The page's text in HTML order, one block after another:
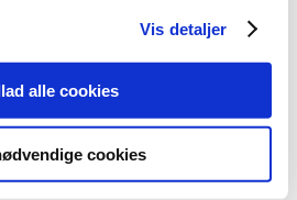
Vis detaljer
alle cookies
cookies
Mediedidaktik i teori og
Æstetik i undervisningen –